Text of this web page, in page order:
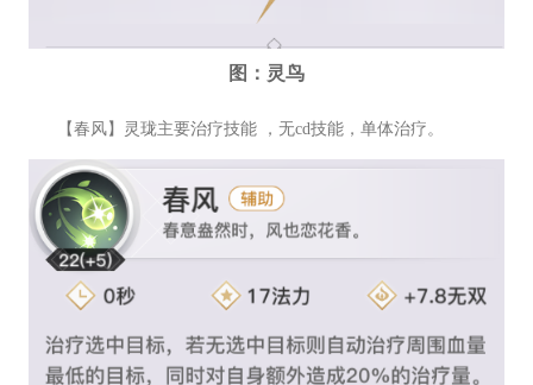
图：灵鸟
【春风】灵珑主要治疗技能 ，无cd技能，单体治疗。